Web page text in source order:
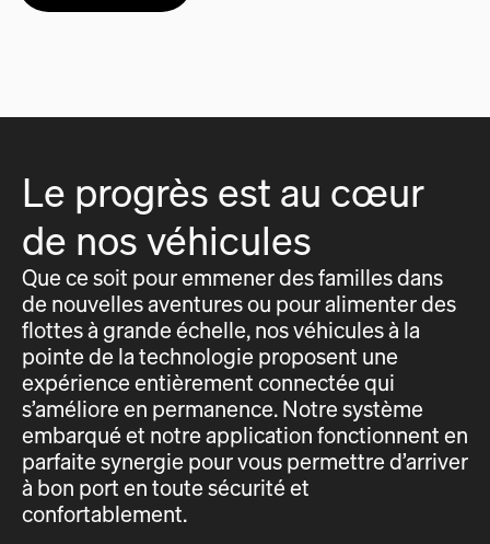
Le progrès est au cœur
de nos véhicules
Que ce soit pour emmener des familles dans
de nouvelles aventures ou pour alimenter des
flottes à grande échelle, nos véhicules à la
pointe de la technologie proposent une
expérience entièrement connectée qui
s’améliore en permanence. Notre système
embarqué et notre application fonctionnent en
parfaite synergie pour vous permettre d’arriver
à bon port en toute sécurité et
confortablement.